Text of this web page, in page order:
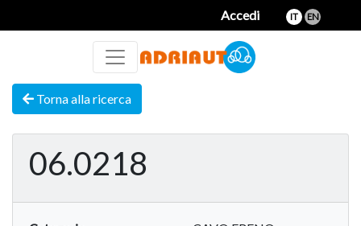
Accedi IT EN
Torna alla ricerca
06.0218